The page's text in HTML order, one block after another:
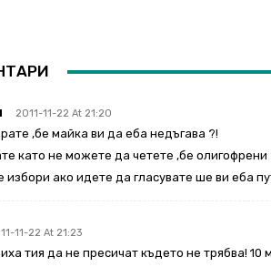
2011-11-22 At 21:20
,бе майка ви да еба недъгава ?!
като не можете да четете ,бе олигофрени
избори ако идете да гласувате ше ви еба
11-22 At 21:23
тия да не пресичат където не трябва!